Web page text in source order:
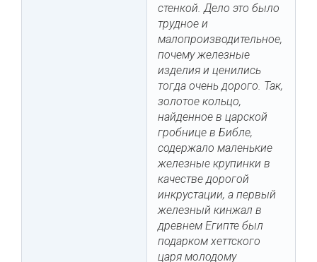
стенкой. Дело это было
трудное и
малопроизводительное,
почему железные
изделия и ценились
тогда очень дорого. Так,
золотое кольцо,
найденное в царской
гробнице в Библе,
содержало маленькие
железные крупинки в
качестве дорогой
инкрустации, а первый
железный кинжал в
древнем Египте был
подарком хеттского
царя молодому